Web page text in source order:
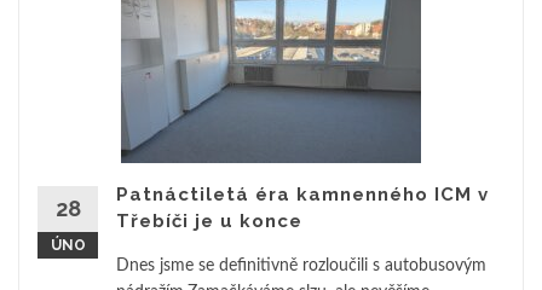
28
ÚNO
Patnáctiletá éra kamnenného ICM v
Třebíči je u konce
Dnes jsme se definitivně rozloučili s autobusovým